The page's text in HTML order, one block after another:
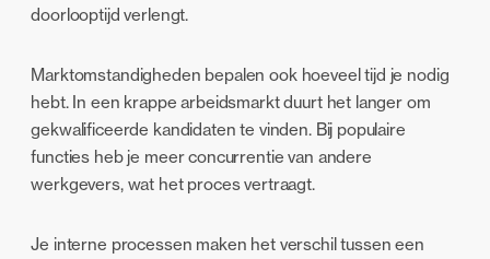
doorlooptijd verlengt.
Marktomstandigheden bepalen ook hoeveel tijd je nodig
hebt. In een krappe arbeidsmarkt duurt het langer om
gekwalificeerde kandidaten te vinden. Bij populaire
functies heb je meer concurrentie van andere
werkgevers, wat het proces vertraagt.
Je interne processen maken het verschil tussen een